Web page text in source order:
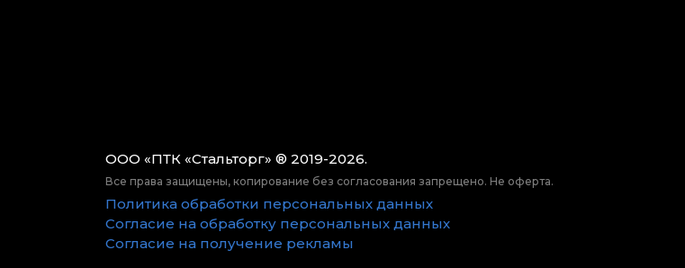
ООО «ПТК «Стальторг» ® 2019-2026.
Все права защищены, копирование без согласования запрещено. Не оферта.
Политика обработки персональных данных
Согласие на обработку персональных данных
Согласие на получение рекламы